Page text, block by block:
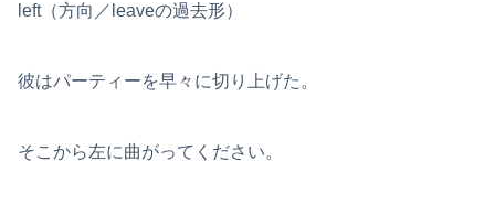
left（方向／leaveの過去形）
彼はパーティーを早々に切り上げた。
そこから左に曲がってください。